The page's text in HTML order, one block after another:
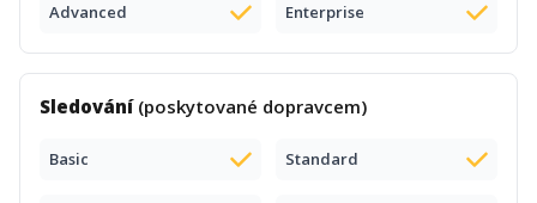
Advanced Enterprise
Sledování(poskytované dopravcem)
Basic Standard